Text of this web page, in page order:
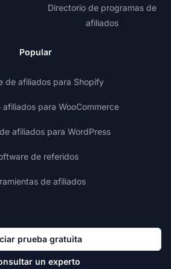
Directorio de programas de
afiliados
Popular
de afiliados para Shopify
para WooCommerce
afiliados para WordPress
de referidos
de afiliados
prueba gratuita
un experto